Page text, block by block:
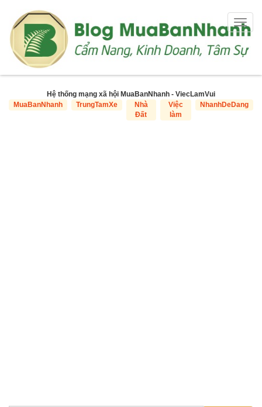
Hệ thống mạng xã hội MuaBanNhanh - ViecLamVui
MuaBanNhanh
TrungTamXe
Nhà
Đất
Việc
làm
NhanhDeDang